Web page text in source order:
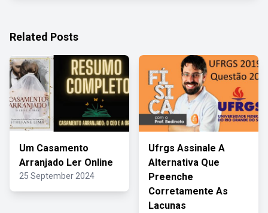
Related Posts
Um Casamento
Arranjado Ler Online
25 September 2024
Ufrgs Assinale A
Alternativa Que
Preenche
Corretamente As
Lacunas